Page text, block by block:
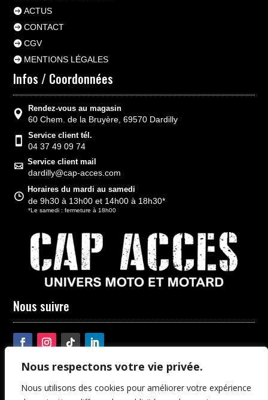
Nous respectons votre vie privée.
Nous utilisons des cookies pour améliorer votre expérience
ACTUS
CONTACT
CGV
MENTIONS LÉGALES
Infos / Coordonnées
Rendez-vous au magasin
60 Chem. de la Bruyère, 69570 Dardilly
Service client tél.
04 37 49 09 74
Service client mail
dardilly@cap-acces.com
Horaires du mardi au samedi
de 9h30 à 13h00 et 14h00 à 18h30*
*Le samedi : fermeture à 18h00
Nous suivre
Copyright CAP ACCES © 2026 | Tous droits réservés | Site
internet développé par
DreamProduction